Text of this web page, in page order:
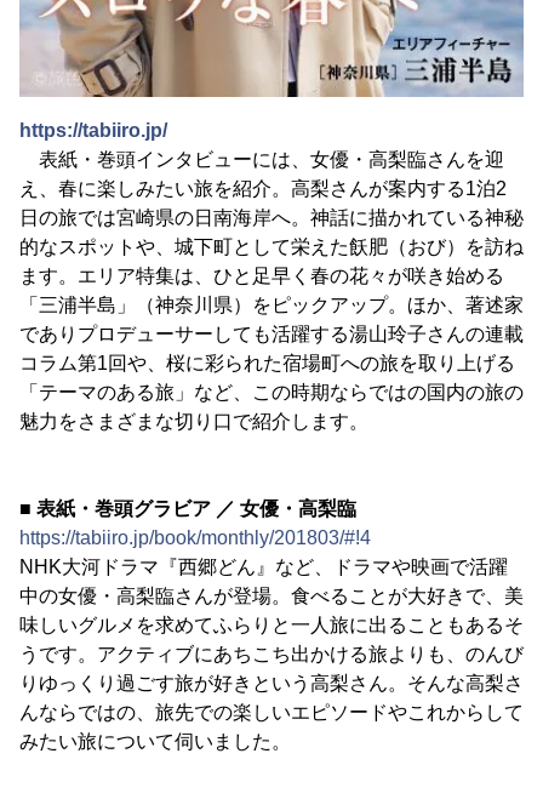
https://tabiiro.jp/
表紙・巻頭インタビューには、女優・高梨臨さんを迎
え、春に楽しみたい旅を紹介。高梨さんが案内する1泊2
日の旅では宮崎県の日南海岸へ。神話に描かれている神秘
的なスポットや、城下町として栄えた飫肥（おび）を訪ね
ます。エリア特集は、ひと足早く春の花々が咲き始める
「三浦半島」（神奈川県）をピックアップ。ほか、著述家
でありプロデューサーしても活躍する湯山玲子さんの連載
コラム第1回や、桜に彩られた宿場町への旅を取り上げる
「テーマのある旅」など、この時期ならではの国内の旅の
魅力をさまざまな切り口で紹介します。
■ 表紙・巻頭グラビア ／ 女優・高梨臨
https://tabiiro.jp/book/monthly/201803/#!4
NHK大河ドラマ『西郷どん』など、ドラマや映画で活躍
中の女優・高梨臨さんが登場。食べることが大好きで、美
味しいグルメを求めてふらりと一人旅に出ることもあるそ
うです。アクティブにあちこち出かける旅よりも、のんび
りゆっくり過ごす旅が好きという高梨さん。そんな高梨さ
んならではの、旅先での楽しいエピソードやこれからして
みたい旅について伺いました。